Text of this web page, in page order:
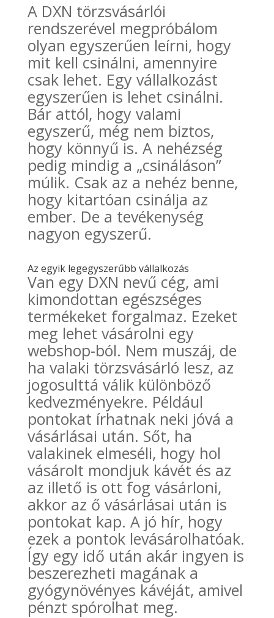
A DXN törzsvásárlói
rendszerével megpróbálom
olyan egyszerűen leírni, hogy
mit kell csinálni, amennyire
csak lehet. Egy vállalkozást
egyszerűen is lehet csinálni.
Bár attól, hogy valami
egyszerű, még nem biztos,
hogy könnyű is. A nehézség
pedig mindig a „csináláson”
múlik. Csak az a nehéz benne,
hogy kitartóan csinálja az
ember. De a tevékenység
nagyon egyszerű.
Az egyik legegyszerűbb vállalkozás
Van egy DXN nevű cég, ami
kimondottan egészséges
termékeket forgalmaz. Ezeket
meg lehet vásárolni egy
webshop-ból. Nem muszáj, de
ha valaki törzsvásárló lesz, az
jogosulttá válik különböző
kedvezményekre. Például
pontokat írhatnak neki jóvá a
vásárlásai után. Sőt, ha
valakinek elmeséli, hogy hol
vásárolt mondjuk kávét és az
az illető is ott fog vásárloni,
akkor az ő vásárlásai után is
pontokat kap. A jó hír, hogy
ezek a pontok levásárolhatóak.
Így egy idő után akár ingyen is
beszerezheti magának a
gyógynövényes kávéját, amivel
pénzt spórolhat meg.